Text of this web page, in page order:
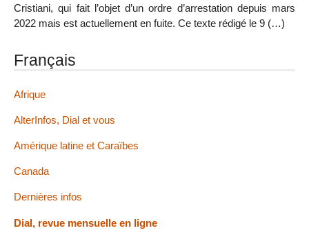
Cristiani, qui fait l’objet d’un ordre d’arrestation depuis mars
2022 mais est actuellement en fuite. Ce texte rédigé le 9 (…)
Français
Afrique
AlterInfos, Dial et vous
Amérique latine et Caraïbes
Canada
Dernières infos
Dial, revue mensuelle en ligne